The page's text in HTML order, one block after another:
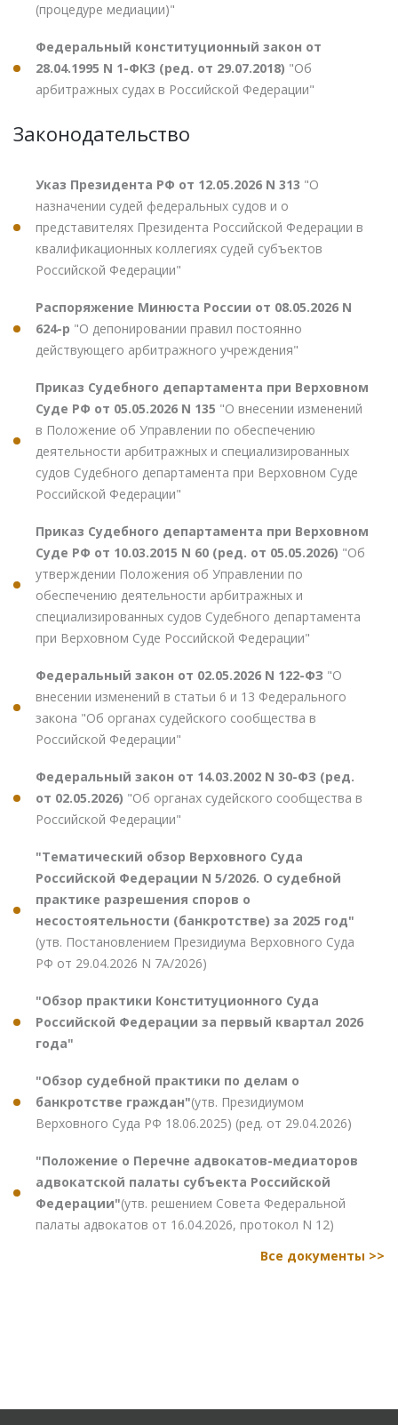
(процедуре медиации)"
Федеральный конституционный закон от
28.04.1995 N 1-ФКЗ (ред. от 29.07.2018) "Об
арбитражных судах в Российской Федерации"
Законодательство
Указ Президента РФ от 12.05.2026 N 313 "О
назначении судей федеральных судов и о
представителях Президента Российской Федерации в
квалификационных коллегиях судей субъектов
Российской Федерации"
Распоряжение Минюста России от 08.05.2026 N
624-р "О депонировании правил постоянно
действующего арбитражного учреждения"
Приказ Судебного департамента при Верховном
Суде РФ от 05.05.2026 N 135 "О внесении изменений
в Положение об Управлении по обеспечению
деятельности арбитражных и специализированных
судов Судебного департамента при Верховном Суде
Российской Федерации"
Приказ Судебного департамента при Верховном
Суде РФ от 10.03.2015 N 60 (ред. от 05.05.2026) "Об
утверждении Положения об Управлении по
обеспечению деятельности арбитражных и
специализированных судов Судебного департамента
при Верховном Суде Российской Федерации"
Федеральный закон от 02.05.2026 N 122-ФЗ "О
внесении изменений в статьи 6 и 13 Федерального
закона "Об органах судейского сообщества в
Российской Федерации"
Федеральный закон от 14.03.2002 N 30-ФЗ (ред.
от 02.05.2026) "Об органах судейского сообщества в
Российской Федерации"
"Тематический обзор Верховного Суда
Российской Федерации N 5/2026. О судебной
практике разрешения споров о
несостоятельности (банкротстве) за 2025 год"
(утв. Постановлением Президиума Верховного Суда
РФ от 29.04.2026 N 7А/2026)
"Обзор практики Конституционного Суда
Российской Федерации за первый квартал 2026
года"
"Обзор судебной практики по делам о
банкротстве граждан"(утв. Президиумом
Верховного Суда РФ 18.06.2025) (ред. от 29.04.2026)
"Положение о Перечне адвокатов-медиаторов
адвокатской палаты субъекта Российской
Федерации"(утв. решением Совета Федеральной
палаты адвокатов от 16.04.2026, протокол N 12)
Все документы >>